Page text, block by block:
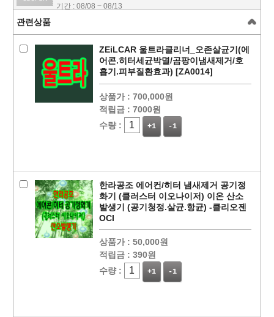
PAYCO 바로
기간 : 08/08 ~ 08/13
관련상품
ZEiLCAR 울트라클리너_오존살균기(에
어콘.히터세균박멸/곰팡이냄새제거/호
흡기.피부질환효과) [ZA0014]
상품가 : 700,000원
적립금 : 7000원
수량 :
+1 -1
한라공조 에어컨/히터 냄새제거 공기정
화기 (클러스터 이오나이저) 이온 산소
발생기 (공기청정.살균.항균) -클리오젠
OCI
상품가 : 50,000원
적립금 : 390원
수량 :
+1 -1